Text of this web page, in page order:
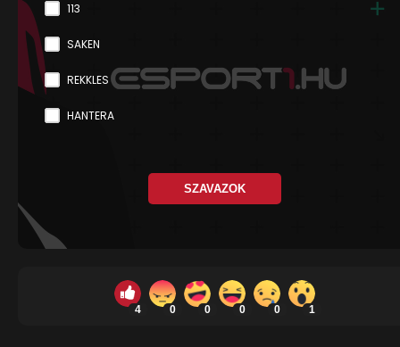
113
SAKEN
REKKLES
HANTERA
SZAVAZOK
4 0 0 0 0 1